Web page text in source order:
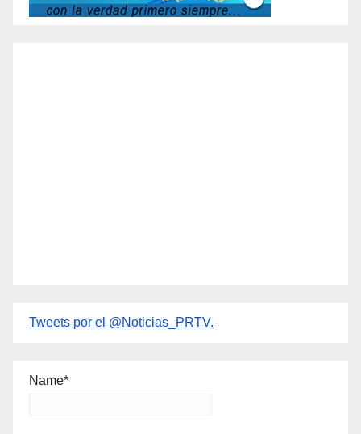
Tweets por el @Noticias_PRTV.
Name*